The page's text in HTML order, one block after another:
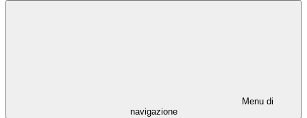
Menu di
navigazione